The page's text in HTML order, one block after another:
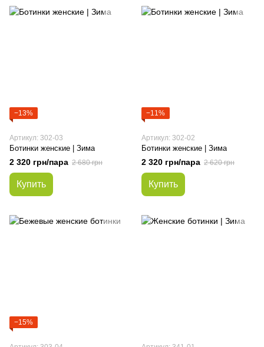
−13%
Артикул: 302-03
Ботинки женские | Зима
2 320 грн/пара 2 680 грн
Купить
−11%
Артикул: 302-02
Ботинки женские | Зима
2 320 грн/пара 2 620 грн
Купить
−15%